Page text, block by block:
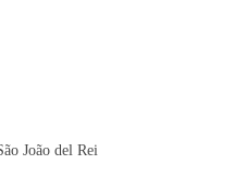
João del Rei